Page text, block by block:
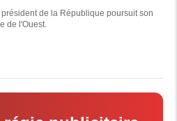
de la République poursuit son
de l'Ouest.